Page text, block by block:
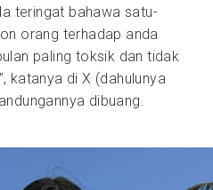
teringat bahawa satu-
orang terhadap anda
paling toksik dan tidak
katanya di X (dahulunya
dibuang.